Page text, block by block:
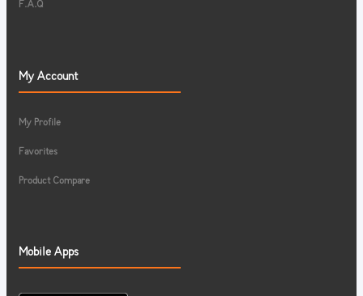
F.A.Q
My Account
My Profile
Favorites
Product Compare
Mobile Apps